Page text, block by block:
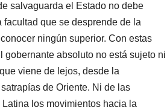
salvaguarda el Estado no debe
que se desprende de la
ningún superior. Con estas
absoluto no está sujeto ni
viene de lejos, desde la
de Oriente. Ni de las
los movimientos hacia la